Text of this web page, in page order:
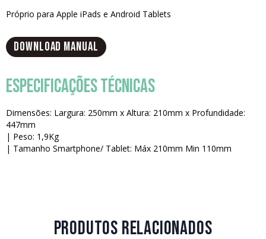
Próprio para Apple iPads e Android Tablets
DOWNLOAD MANUAL
ESPECIFICAÇÕES TÉCNICAS
Dimensões: Largura: 250mm x Altura: 210mm x Profundidade:
447mm
| Peso: 1,9Kg
| Tamanho Smartphone/ Tablet: Máx 210mm Min 110mm
PRODUTOS RELACIONADOS